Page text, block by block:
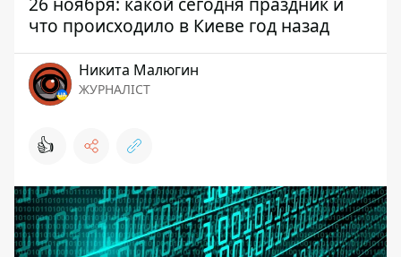
что происходило в Киеве год назад
Никита Малюгин
ЖУРНАЛІСТ
👍